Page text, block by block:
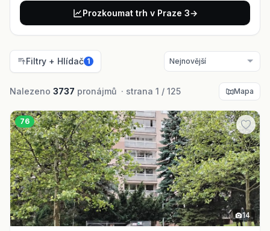
Prozkoumat trh v Praze 3→
Filtry + Hlídač 1
Nalezeno 3737 pronájmů · strana 1 / 125 Mapa
76
14